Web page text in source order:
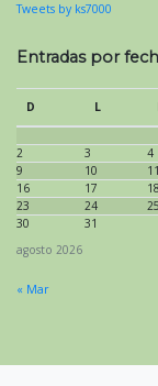
Tweets by ks7000
Entradas por
agosto 2026
D L
2
3 4
9
10 11
16
17 18
23
24 25
30
31
« Mar